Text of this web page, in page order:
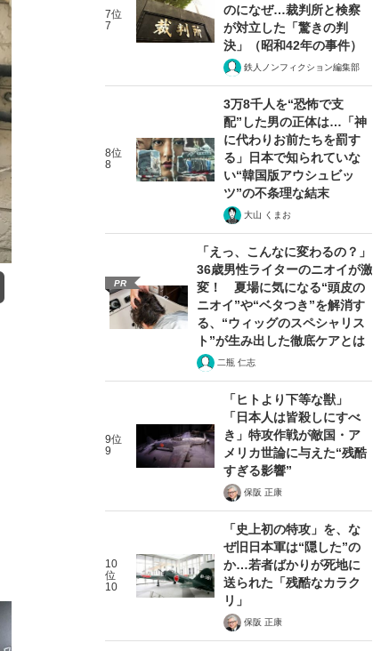
7位
7
のになぜ…裁判所と検察
が対立した「驚きの判
決」（昭和42年の事件）
鉄人ノンフィクション編集部
8位
8
3万8千人を“恐怖で支
配”した男の正体は…「神
に代わりお前たちを罰す
る」日本で知られていな
い“韓国版アウシュビッ
ツ”の不条理な結末
大山 くまお
PR
「えっ、こんなに変わるの？」
36歳男性ライターのニオイが激
変！ 夏場に気になる“頭皮の
ニオイ”や“ベタつき”を解消す
る、“ウィッグのスペシャリス
ト”が生み出した徹底ケアとは
二瓶 仁志
9位
9
「ヒトより下等な獣」
「日本人は皆殺しにすべ
き」特攻作戦が敵国・ア
メリカ世論に与えた“残酷
すぎる影響”
保阪 正康
10
位
10
「史上初の特攻」を、な
ぜ旧日本軍は“隠した”の
か…若者ばかりが死地に
送られた「残酷なカラク
リ」
保阪 正康